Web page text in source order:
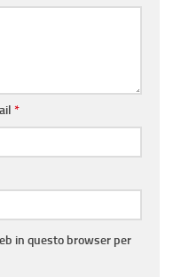
*
in questo browser per